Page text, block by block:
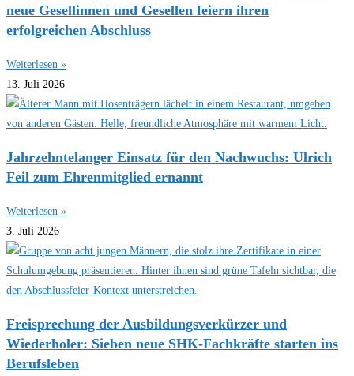
neue Gesellinnen und Gesellen feiern ihren
erfolgreichen Abschluss
Weiterlesen »
13. Juli 2026
Jahrzehntelanger Einsatz für den Nachwuchs: Ulrich
Feil zum Ehrenmitglied ernannt
Weiterlesen »
3. Juli 2026
Freisprechung der Ausbildungsverkürzer und
Wiederholer: Sieben neue SHK-Fachkräfte starten ins
Berufsleben